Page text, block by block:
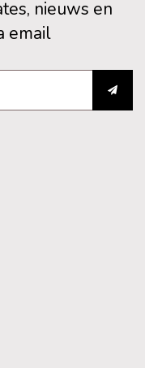
nieuws en
email